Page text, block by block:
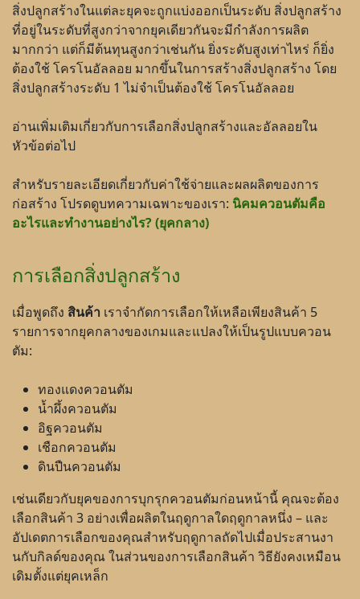
สิ่งปลูกสร้างในแต่ละยุคจะถูกแบ่งออกเป็นระดับ สิ่งปลูกสร้าง
ที่อยู่ในระดับที่สูงกว่าจากยุคเดียวกันจะมีกำลังการผลิต
มากกว่า แต่ก็มีต้นทุนสูงกว่าเช่นกัน ยิ่งระดับสูงเท่าไหร่ ก็ยิ่ง
ต้องใช้ โครโนอัลลอย มากขึ้นในการสร้างสิ่งปลูกสร้าง โดย
สิ่งปลูกสร้างระดับ 1 ไม่จำเป็นต้องใช้ โครโนอัลลอย
อ่านเพิ่มเติมเกี่ยวกับการเลือกสิ่งปลูกสร้างและอัลลอยใน
หัวข้อต่อไป
สำหรับรายละเอียดเกี่ยวกับค่าใช้จ่ายและผลผลิตของการ
ก่อสร้าง โปรดดูบทความเฉพาะของเรา: นิคมควอนตัมคือ
อะไรและทำงานอย่างไร? (ยุคกลาง)
การเลือกสิ่งปลูกสร้าง
เมื่อพูดถึง สินค้า เราจำกัดการเลือกให้เหลือเพียงสินค้า 5
รายการจากยุคกลางของเกมและแปลงให้เป็นรูปแบบควอน
ตัม:
ทองแดงควอนตัม
น้ำผึ้งควอนตัม
อิฐควอนตัม
เชือกควอนตัม
ดินปืนควอนตัม
เช่นเดียวกับยุคของการบุกรุกควอนตัมก่อนหน้านี้ คุณจะต้อง
เลือกสินค้า 3 อย่างเพื่อผลิตในฤดูกาลใดฤดูกาลหนึ่ง – และ
อัปเดตการเลือกของคุณสำหรับฤดูกาลถัดไปเมื่อประสานงา
นกับกิลด์ของคุณ ในส่วนของการเลือกสินค้า วิธียังคงเหมือน
เดิมตั้งแต่ยุคเหล็ก